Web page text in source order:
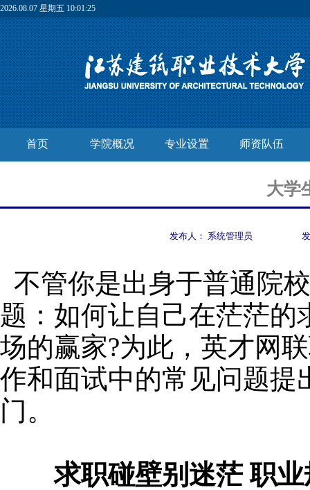
2026.08.07 星期五 10:01:26
首页 学院概况 专业设置 师资队伍
大学
发布人： 系统管理员
不管你是出身于普通院
题：如何让自己在茫茫的
场的赢家?为此，英才网
作和面试中的常见问题提
门。
求职碰壁别迷茫 职